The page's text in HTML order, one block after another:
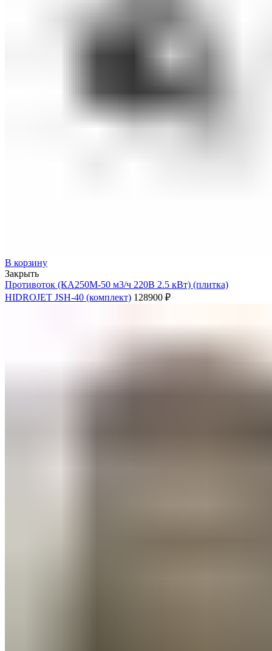
В корзину
Закрыть
Противоток (КА250М-50 м3/ч 220В 2.5 кВт) (плитка)
HIDROJET JSH-40 (комплект) 128900 ₽